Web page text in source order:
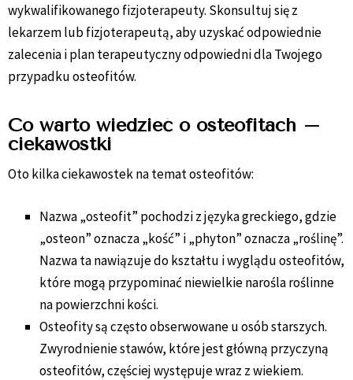
wykwalifikowanego fizjoterapeuty. Skonsultuj się z
lekarzem lub fizjoterapeutą, aby uzyskać odpowiednie
zalecenia i plan terapeutyczny odpowiedni dla Twojego
przypadku osteofitów.
Co warto wiedzieć o osteofitach –
ciekawostki
Oto kilka ciekawostek na temat osteofitów:
Nazwa „osteofit” pochodzi z języka greckiego, gdzie
„osteon” oznacza „kość” i „phyton” oznacza „roślinę”.
Nazwa ta nawiązuje do kształtu i wyglądu osteofitów,
które mogą przypominać niewielkie narośla roślinne
na powierzchni kości.
Osteofity są często obserwowane u osób starszych.
Zwyrodnienie stawów, które jest główną przyczyną
osteofitów, częściej występuje wraz z wiekiem.